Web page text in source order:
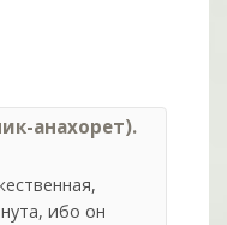
анахорет).
ибо он